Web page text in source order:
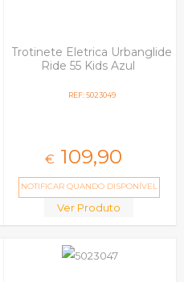
Trotinete Eletrica Urbanglide
Ride 55 Kids Azul
REF: 5023049
€ 109,90
NOTIFICAR QUANDO DISPONÍVEL
Ver Produto